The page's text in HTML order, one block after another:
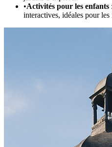
•Activités pour les enfants
interactives, idéales pour les